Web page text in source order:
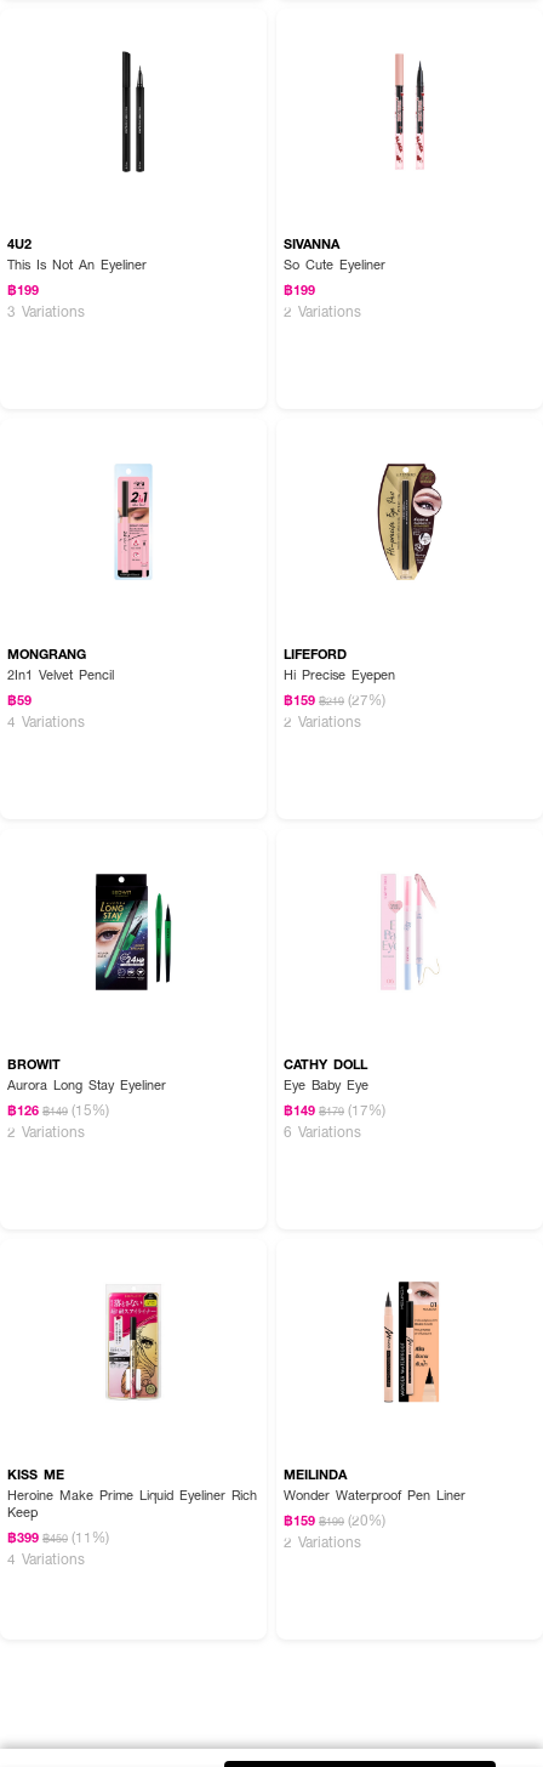
4U2
This Is Not An Eyeliner
฿199
3 Variations
SIVANNA
So Cute Eyeliner
฿199
2 Variations
MONGRANG
2In1 Velvet Pencil
฿59
4 Variations
LIFEFORD
Hi Precise Eyepen
฿159 ฿219 (27%)
2 Variations
BROWIT
Aurora Long Stay Eyeliner
฿126 ฿149 (15%)
2 Variations
CATHY DOLL
Eye Baby Eye
฿149 ฿179 (17%)
6 Variations
KISS ME
Heroine Make Prime Liquid Eyeliner Rich
Keep
฿399 ฿450 (11%)
4 Variations
MEILINDA
Wonder Waterproof Pen Liner
฿159 ฿199 (20%)
2 Variations